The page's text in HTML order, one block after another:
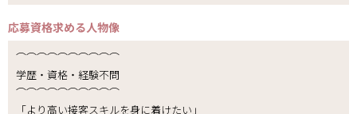
応募資格求める人物像
⌒⌒⌒⌒⌒⌒⌒⌒⌒⌒
学歴・資格・経験不問
⌒⌒⌒⌒⌒⌒⌒⌒⌒⌒
「より高い接客スキルを身に着けたい」